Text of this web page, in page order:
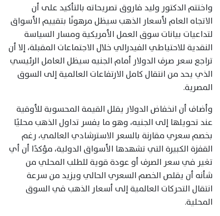
واختتم الدكتور وليد فاروق تصريحاته بالتأكيد على أن
الاتجاه العام لأسعار الذهب سيظل مرهونًا بتقييم الأسواق
لتداعيات بيانات سوق العمل الأمريكية ومسار السياسة
النقدية للاحتياطي الفيدرالي خلال الاجتماعات المقبلة، إلا أن
تراجع سعر صرف الدولار أمام الجنيه سيظل العامل الرئيسي
الذي يحد من انتقال كامل الارتفاعات العالمية إلى السوق
المصرية.
وأضاف أن انخفاض الدولار يقلل القيمة المحسوبة للأوقية
عند تحويلها إلى الجنيه، وهو ما يفسر تداول الذهب محليًا
بخصم سعري مقارنة بالسعر الاسترشادي العالمي، رغم
القفزة الكبيرة التي تشهدها الأسواق الدولية، مؤكدًا أن أي
تغير في سعر الصرف أو عودة قوية للطلب المحلي من
شأنه أن يقلص الخصم السعري الحالي ويزيد من سرعة
انتقال التحركات العالمية إلى أسعار الذهب في السوق
المحلية.